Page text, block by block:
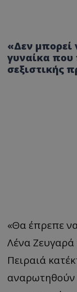
«Δεν μπορεί
γυναίκα που
σεξιστικής
«Θα έπρεπε
Λένα
Πειραιά
αναρωτηθούν